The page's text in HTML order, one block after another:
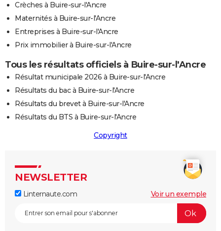
Crèches à Buire-sur-l'Ancre
Maternités à Buire-sur-l'Ancre
Entreprises à Buire-sur-l'Ancre
Prix immobilier à Buire-sur-l'Ancre
Tous les résultats officiels à Buire-sur-l'Ancre
Résultat municipale 2026 à Buire-sur-l'Ancre
Résultats du bac à Buire-sur-l'Ancre
Résultats du brevet à Buire-sur-l'Ancre
Résultats du BTS à Buire-sur-l'Ancre
Copyright
NEWSLETTER
Linternaute.com Voir un exemple